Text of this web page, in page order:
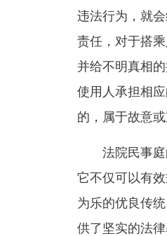
违法行为，就
责任，对于搭
并给不明真相
使用人承担相
的，属于故意
法院民事庭的
它不仅可以有
为乐的优良传
供了坚实的法